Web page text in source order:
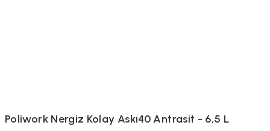
Poliwork Nergiz Kolay Askı40 Antrasit - 6,5 L